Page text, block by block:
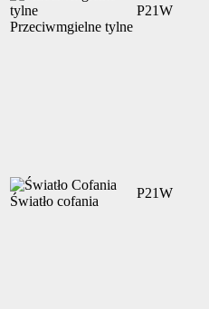
Przeciwmgielne tylne
P21W
Światło cofania
P21W